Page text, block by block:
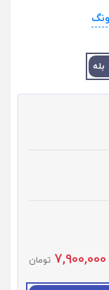
بله
7,900,000 تومان